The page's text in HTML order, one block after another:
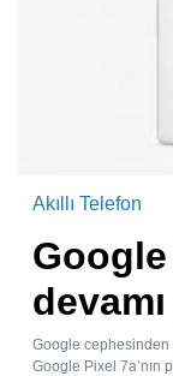
Akıllı Telefon
Google
Google cephesinden
Google Pixel 7a’nın